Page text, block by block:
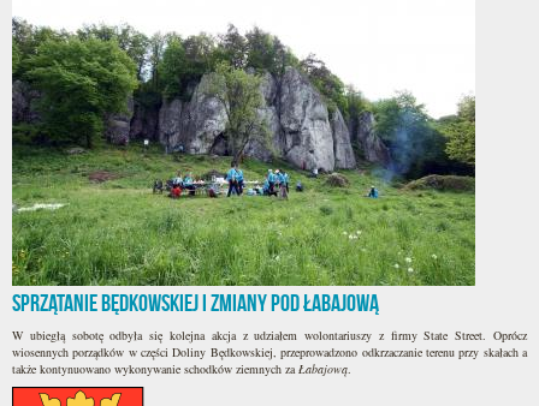
Sprzątanie Będkowskiej i zmiany pod Łabajową
W ubiegłą sobotę odbyła się kolejna akcja z udziałem wolontariuszy z firmy State Street. Oprócz
wiosennych porządków w części Doliny Będkowskiej, przeprowadzono odkrzaczanie terenu przy skałach a
także kontynuowano wykonywanie schodków ziemnych zaŁabajową.